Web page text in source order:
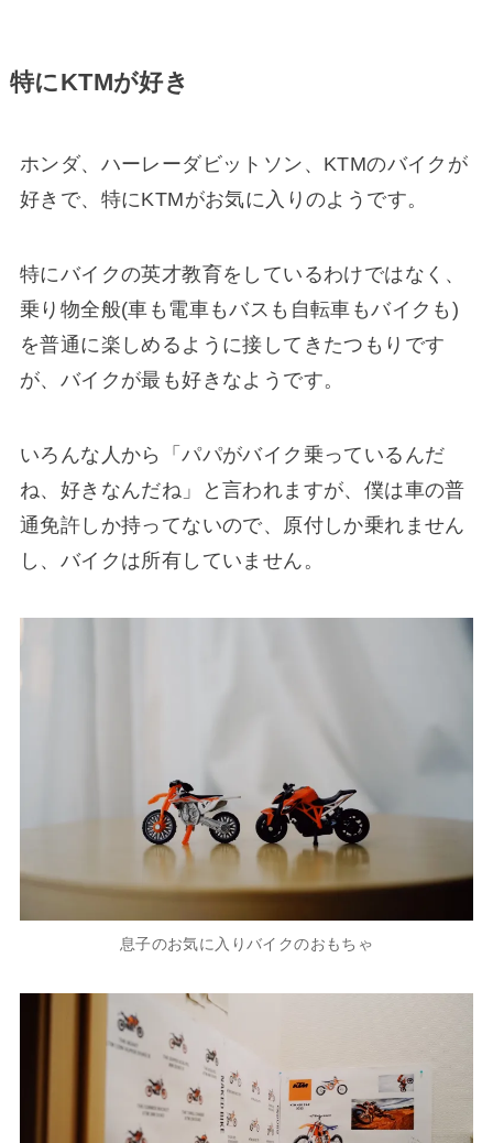
特にKTMが好き
ホンダ、ハーレーダビットソン、KTMのバイクが
好きで、特にKTMがお気に入りのようです。
特にバイクの英才教育をしているわけではなく、
乗り物全般(車も電車もバスも自転車もバイクも)
を普通に楽しめるように接してきたつもりです
が、バイクが最も好きなようです。
いろんな人から「パパがバイク乗っているんだ
ね、好きなんだね」と言われますが、僕は車の普
通免許しか持ってないので、原付しか乗れません
し、バイクは所有していません。
息子のお気に入りバイクのおもちゃ